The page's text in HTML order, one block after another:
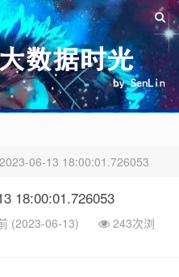
06-13 18:00:01.726053
18:00:01.726053
(2023-06-13)
243次浏